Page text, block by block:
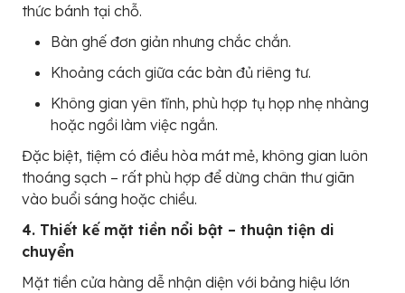
thức bánh tại chỗ.
Bàn ghế đơn giản nhưng chắc chắn.
Khoảng cách giữa các bàn đủ riêng tư.
Không gian yên tĩnh, phù hợp tụ họp nhẹ nhàng
hoặc ngồi làm việc ngắn.
Đặc biệt, tiệm có điều hòa mát mẻ, không gian luôn
thoáng sạch – rất phù hợp để dừng chân thư giãn
vào buổi sáng hoặc chiều.
4. Thiết kế mặt tiền nổi bật – thuận tiện di
chuyển
Mặt tiền cửa hàng dễ nhận diện với bảng hiệu lớn